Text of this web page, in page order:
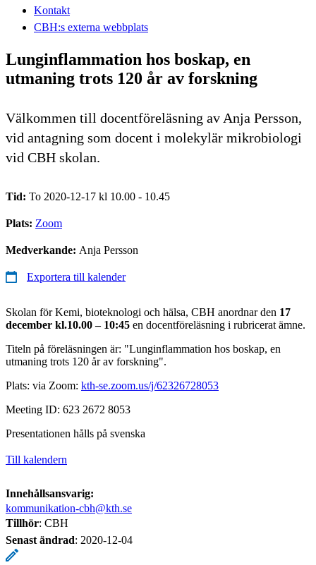
Kontakt
CBH:s externa webbplats
Lunginflammation hos boskap, en
utmaning trots 120 år av forskning
Välkommen till docentföreläsning av Anja Persson,
vid antagning som docent i molekylär mikrobiologi
vid CBH skolan.
Tid: To 2020-12-17 kl 10.00 - 10.45
Plats: Zoom
Medverkande: Anja Persson
Exportera till kalender
Skolan för Kemi, bioteknologi och hälsa, CBH anordnar den 17
december kl.10.00 – 10:45 en docentföreläsning i rubricerat ämne.
Titeln på föreläsningen är: "Lunginflammation hos boskap, en
utmaning trots 120 år av forskning".
Plats: via Zoom: kth-se.zoom.us/j/62326728053
Meeting ID: 623 2672 8053
Presentationen hålls på svenska
Till kalendern
Innehållsansvarig:
kommunikation-cbh@kth.se
Tillhör: CBH
Senast ändrad: 2020-12-04